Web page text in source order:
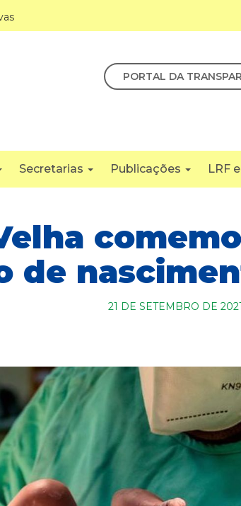
PORTAL DA
Secretarias Publicações LRF
de
21 DE SETEMBRO DE 2021